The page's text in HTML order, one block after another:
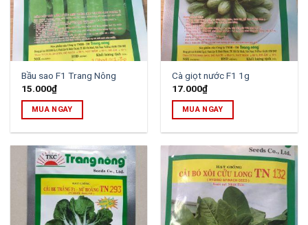
Bầu sao F1 Trang Nông
15.000₫
MUA NGAY
Cà giọt nước F1 1g
17.000₫
MUA NGAY